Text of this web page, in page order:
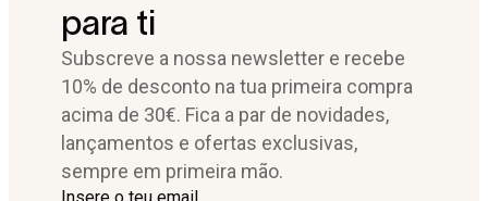
para ti
Subscreve a nossa newsletter e recebe
10% de desconto na tua primeira compra
acima de 30€. Fica a par de novidades,
lançamentos e ofertas exclusivas,
sempre em primeira mão.